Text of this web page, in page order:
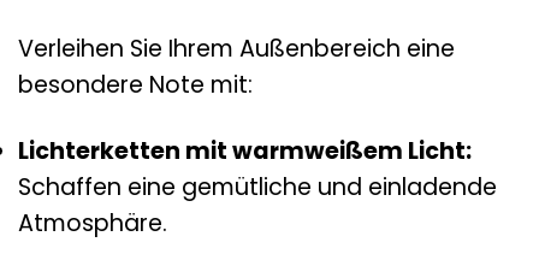
Verleihen Sie Ihrem Außenbereich eine
besondere Note mit:
Lichterketten mit warmweißem Licht:
Schaffen eine gemütliche und einladende
Atmosphäre.